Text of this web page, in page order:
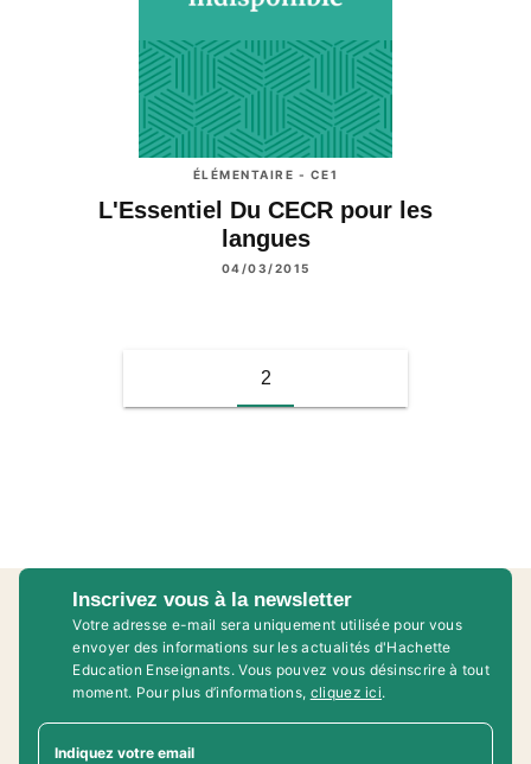
ÉLÉMENTAIRE - CE1
L'Essentiel Du CECR pour les
langues
04/03/2015
2
Inscrivez vous à la newsletter
Votre adresse e-mail sera uniquement utilisée pour vous
envoyer des informations sur les actualités d'Hachette
Education Enseignants. Vous pouvez vous désinscrire à tout
moment. Pour plus d’informations, cliquez ici.
Indiquez votre email